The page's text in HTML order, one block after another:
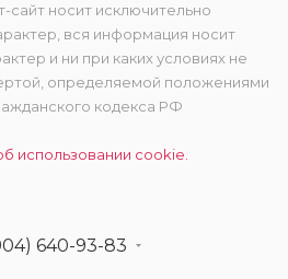
сайт носит исключительно
вся информация носит
и ни при каких условиях не
определяемой положениями
кодекса РФ
использовании cookie.
640-93-83